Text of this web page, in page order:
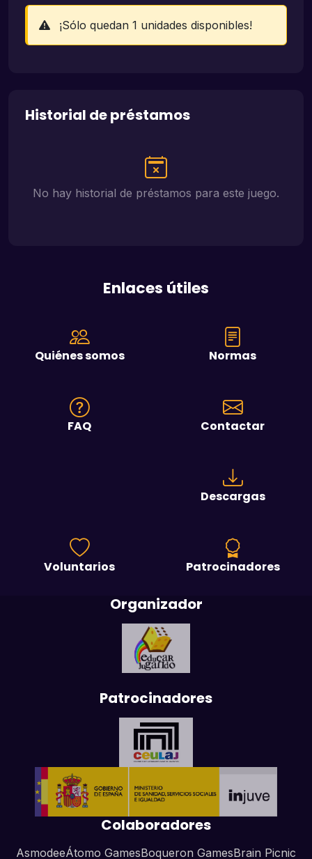
¡Sólo quedan 1 unidades disponibles!
Historial de préstamos
No hay historial de préstamos para este juego.
Enlaces útiles
Quiénes somos Normas
FAQ Contactar
Descargas
Voluntarios Patrocinadores
Organizador
Patrocinadores
Colaboradores
AsmodeeÁtomo GamesBoqueron GamesBrain Picnic